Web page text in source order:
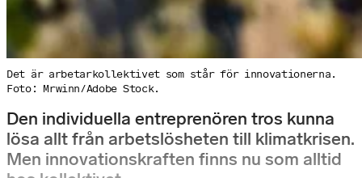
Det är arbetarkollektivet som står för innovationerna.
Foto: Mrwinn/Adobe Stock.
Den individuella entreprenören tros kunna
lösa allt från arbetslösheten till klimatkrisen.
Men innovationskraften finns nu som alltid